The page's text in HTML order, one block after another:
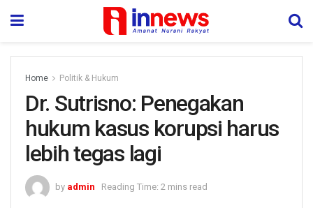
Home Politik & Hukum
Dr. Sutrisno: Penegakan
hukum kasus korupsi harus
lebih tegas lagi
by admin Reading Time: 2 mins read